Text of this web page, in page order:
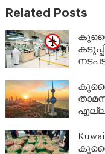
Related Posts